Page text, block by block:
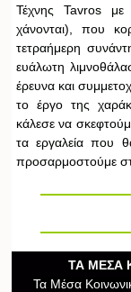
Τέχνης Tavros
χάνονται), που
τετραήμερη
ευάλωτη
έρευνα και
το έργο της
κάλεσε να
τα εργαλεία που
προσαρμοστούμε
ΤΑ ΜΕΣΑ
Τα Μέσα